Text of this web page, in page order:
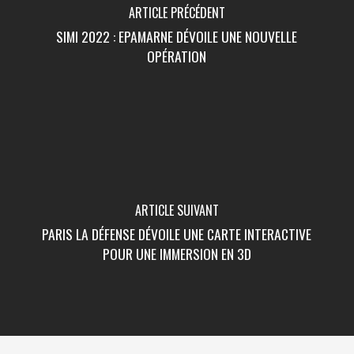
ARTICLE PRÉCÉDENT
SIMI 2022 : EPAMARNE DÉVOILE UNE NOUVELLE
OPÉRATION
ARTICLE SUIVANT
PARIS LA DÉFENSE DÉVOILE UNE CARTE INTERACTIVE
POUR UNE IMMERSION EN 3D